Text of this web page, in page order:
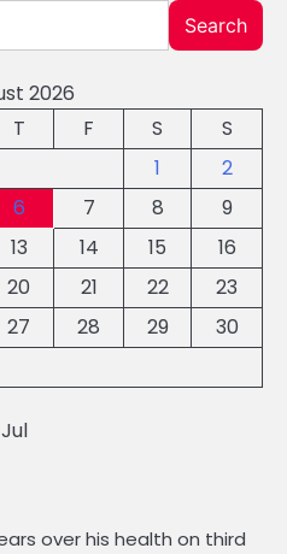
Search
2026
T F S
S
1
2
6 7 8
9
13 14 15
16
20 21 22
23
27 28 29
30
over his health on third